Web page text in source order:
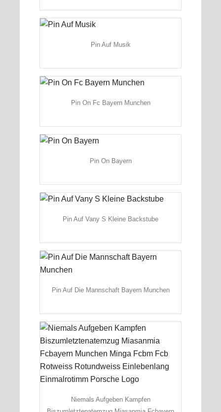
Pin Auf Musik
Pin On Fc Bayern Munchen
Pin On Bayern
Pin Auf Vany S Kleine Backstube
Pin Auf Die Mannschaft Bayern Munchen
Niemals Aufgeben Kampfen